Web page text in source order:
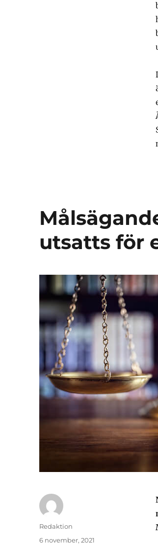
utsatts för
Författare
Redaktion
Publicerat
6 november, 2021